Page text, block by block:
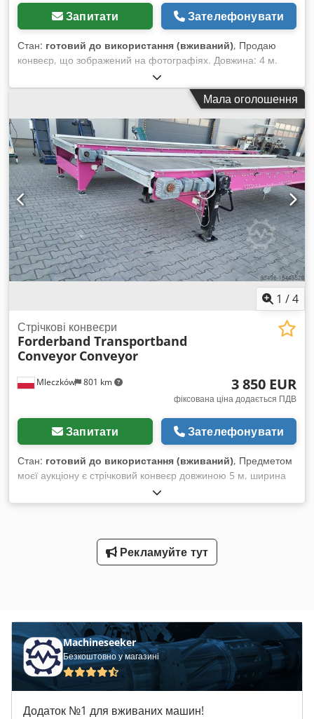
Запитати Зателефонувати
Стан: готовий до використання (вживаний), Продаю
конвеєр, що зображений на фотографіях. Довжина: 4 м.
Ширина стрічки: 0,4 м. Готовий до використання. Запрошую
до контакту. Dedpfx Aow Dx T Djbnewa
Мала оголошення
1 /4
Mleczków 801 km
Стрічкові конвеєри
Forderband Transportband
Conveyor Conveyor
3 850 EUR
фіксована ціна додається ПДВ
Запитати Зателефонувати
Стан: готовий до використання (вживаний), Предметом
моєї аукціону є стрічковий конвеєр довжиною 5 м, ширина
стрічки 125 см. Можливість транспортування. Dwedpfsr
Drruex Abnea
Рекламуйте тут
Machineseeker
Безкоштовно у магазині
Додаток №1 для вживаних машин!